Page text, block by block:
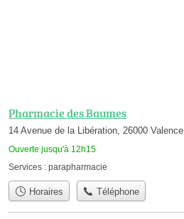
Pharmacie des Baumes
14 Avenue de la Libération, 26000 Valence
Ouverte jusqu'à 12h15
Services : parapharmacie
Horaires Téléphone